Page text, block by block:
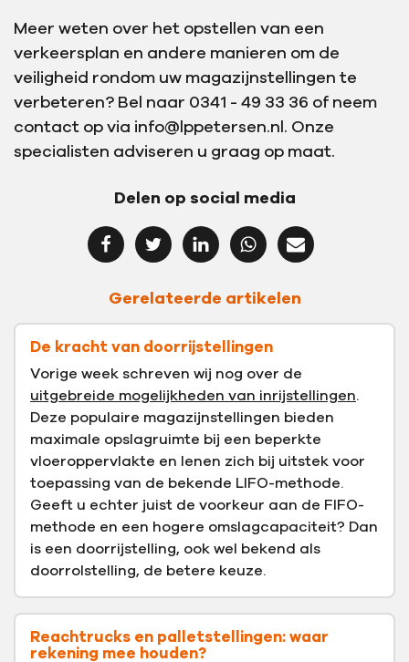
Meer weten over het opstellen van een
verkeersplan en andere manieren om de
veiligheid rondom uw magazijnstellingen te
verbeteren? Bel naar 0341 - 49 33 36 of neem
contact op via info@lppetersen.nl. Onze
specialisten adviseren u graag op maat.
Delen op social media
Gerelateerde artikelen
De kracht van doorrijstellingen
Vorige week schreven wij nog over de
uitgebreide mogelijkheden van inrijstellingen.
Deze populaire magazijnstellingen bieden
maximale opslagruimte bij een beperkte
vloeroppervlakte en lenen zich bij uitstek voor
toepassing van de bekende LIFO-methode.
Geeft u echter juist de voorkeur aan de FIFO-
methode en een hogere omslagcapaciteit? Dan
is een doorrijstelling, ook wel bekend als
doorrolstelling, de betere keuze.
Reachtrucks en palletstellingen: waar
rekening mee houden?